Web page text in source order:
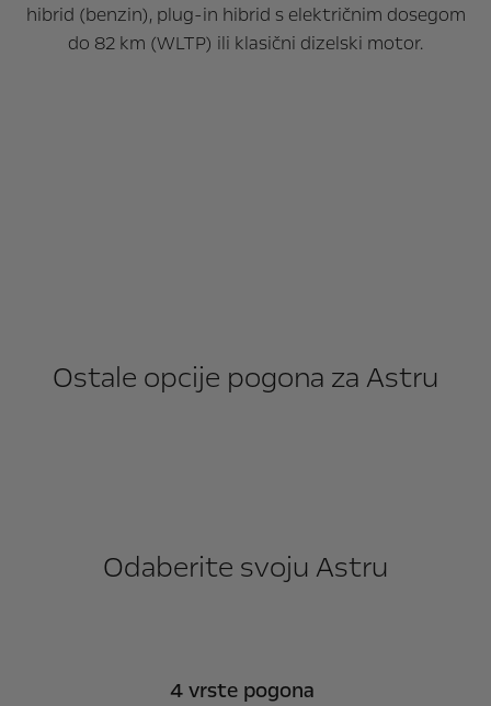
hibrid (benzin), plug-in hibrid s električnim dosegom
do 82 km (WLTP) ili klasični dizelski motor.
Ostale opcije pogona za Astru
Odaberite svoju Astru
4 vrste pogona